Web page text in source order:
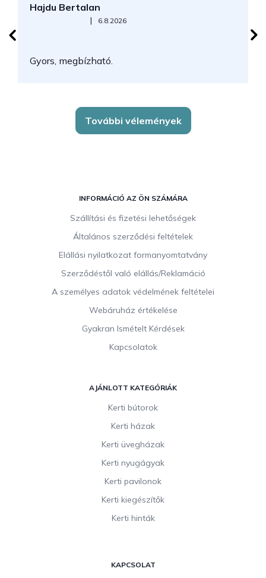
Hajdu Bertalan
Az áruház értékelése 5-ből 5 csillag.
| 6.8.2026
Gyors, megbízható.
További vélemények
INFORMÁCIÓ AZ ÖN SZÁMÁRA
Szállítási és fizetési lehetőségek
Általános szerződési feltételek
Elállási nyilatkozat formanyomtatvány
Szerződéstől való elállás/Reklamáció
A személyes adatok védelmének feltételei
Webáruház értékelése
Gyakran Ismételt Kérdések
Kapcsolatok
AJÁNLOTT KATEGÓRIÁK
Kerti bútorok
Kerti házak
Kerti üvegházak
Kerti nyugágyak
Kerti pavilonok
Kerti kiegészítők
Kerti hinták
KAPCSOLAT